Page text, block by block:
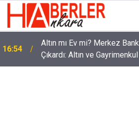
16:54
Altın mı Ev mi? Merkez
Çıkardı: Altın ve Gayrimenkul